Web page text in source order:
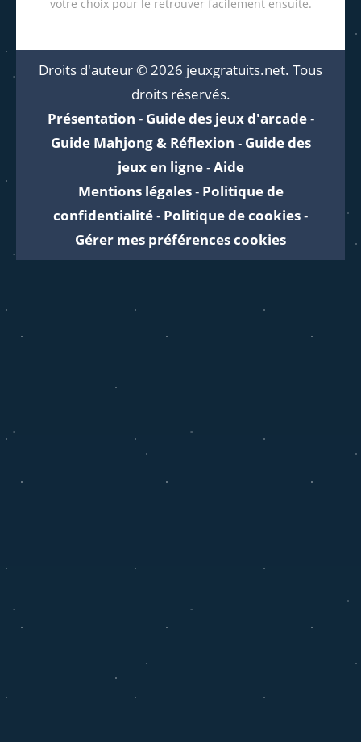
votre choix pour le retrouver facilement ensuite.
Droits d'auteur © 2026 jeuxgratuits.net. Tous
droits réservés.
Présentation - Guide des jeux d'arcade-
Guide Mahjong & Réflexion - Guide des
jeux en ligne-Aide
Mentions légales- Politique de
confidentialité- Politique de cookies-
Gérer mes préférences cookies